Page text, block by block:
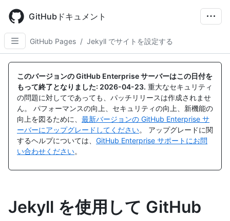
main
content
GitHubドキュメント
GitHub Pages / Jekyll でサイトを設定する
このバージョンの GitHub Enterprise サーバーはこの日付を
もって終了となりました: 2026-04-23. 重大なセキュリティ
の問題に対してであっても、パッチリリースは作成されませ
ん。 パフォーマンスの向上、セキュリティの向上、新機能の
向上を図るために、 最新バージョンの GitHub Enterprise サ
ーバーにアップグレードしてください。 アップグレードに関
するヘルプについては、 GitHub Enterprise サポートにお問
い合わせください。
Jekyll を使用して GitHub